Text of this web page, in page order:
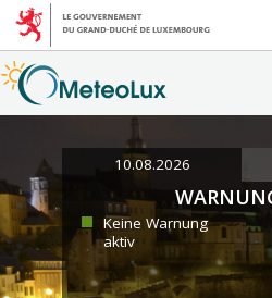
10.08.2026
Keine Warnung
aktiv